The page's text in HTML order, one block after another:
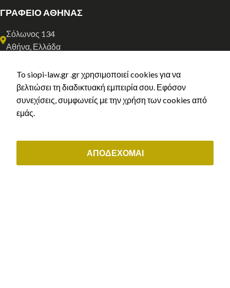
ΓΡΑΦΕΙΟ ΑΘΗΝΑΣ
Σόλωνος 134
Αθήνα, Ελλάδα
(+30) 211 0035843
ΟΙ ΥΠΗΡΕΣΙΕΣ ΜΑΣ
Εργατικό δίκαιο & συντάξεις
Μεταναστευτικό δίκαιο & δίκαιο ιθαγένειας
To siopi-law.gr .gr χρησιμοποιεί cookies για να
βελτιώσει τη διαδικτυακή εμπειρία σου. Εφόσον
συνεχίσεις, συμφωνείς με την χρήση των cookies από
εμάς.
ΑΠΟΔΕΧΟΜΑΙ